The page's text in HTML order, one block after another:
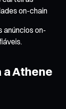
on-chain
anúncios on-
a Athene